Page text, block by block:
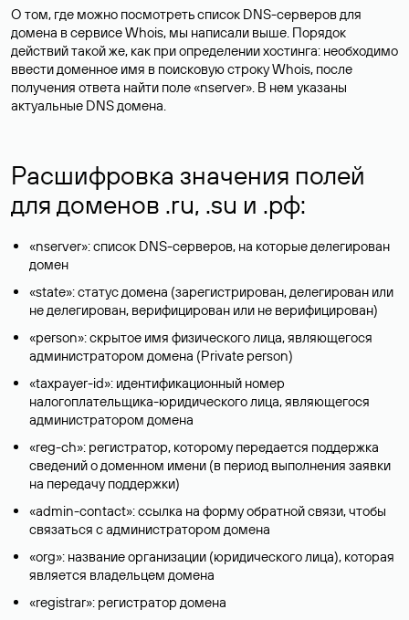
О том, где можно посмотреть список DNS-серверов для
домена в сервисе Whois, мы написали выше. Порядок
действий такой же, как при определении хостинга: необходимо
ввести доменное имя в поисковую строку Whois, после
получения ответа найти поле «nserver». В нем указаны
актуальные DNS домена.
Расшифровка значения полей
для доменов .ru, .su и .рф:
«nserver»: список DNS-серверов, на которые делегирован
домен
«state»: статус домена (зарегистрирован, делегирован или
не делегирован, верифицирован или не верифицирован)
«person»: скрытое имя физического лица, являющегося
администратором домена (Privatе person)
«taxpayer-id»: идентификационный номер
налогоплательщика-юридического лица, являющегося
администратором домена
«reg-ch»: регистратор, которому передается поддержка
сведений о доменном имени (в период выполнения заявки
на передачу поддержки)
«admin-contact»: ссылка на форму обратной связи, чтобы
связаться с администратором домена
«org»: название организации (юридического лица), которая
является владельцем домена
«registrar»: регистратор домена